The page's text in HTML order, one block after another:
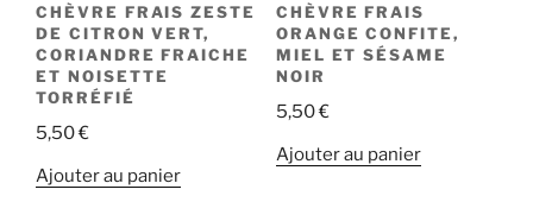
CHÈVRE FRAIS ZESTE
DE CITRON VERT,
CORIANDRE FRAICHE
ET NOISETTE
TORRÉFIÉ
5,50€
Ajouter au panier
CHÈVRE FRAIS
ORANGE CONFITE,
MIEL ET SÉSAME
NOIR
5,50€
Ajouter au panier